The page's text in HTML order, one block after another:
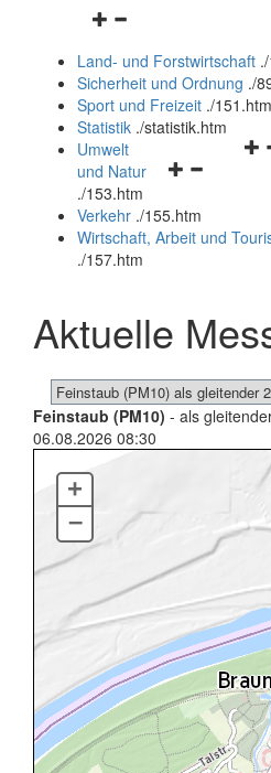
Navigationsmenü
und
schließen
Land- und Forstwirtschaft .
Sicherheit und Ordnung ./
Sport und Freizeit ./151.htm
Statistik ./statistik.htm
und
schließen
Umwelt
und Natur
./153.htm
Verkehr ./155.htm
Wirtschaft, Arbeit und
./157.htm
Aktuelle
Feinstaub (PM10) - als
06.08.2026 08:30
+
–